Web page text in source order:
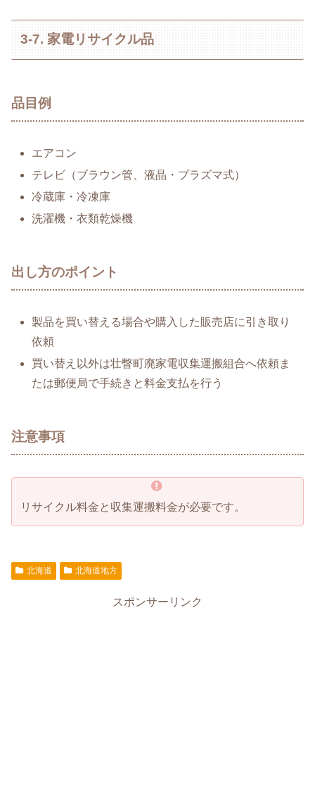
3-7. 家電リサイクル品
品目例
エアコン
テレビ（ブラウン管、液晶・プラズマ式）
冷蔵庫・冷凍庫
洗濯機・衣類乾燥機
出し方のポイント
製品を買い替える場合や購入した販売店に引き取り
依頼
買い替え以外は壮瞥町廃家電収集運搬組合へ依頼ま
たは郵便局で手続きと料金支払を行う
注意事項
リサイクル料金と収集運搬料金が必要です。
北海道 北海道地方
スポンサーリンク